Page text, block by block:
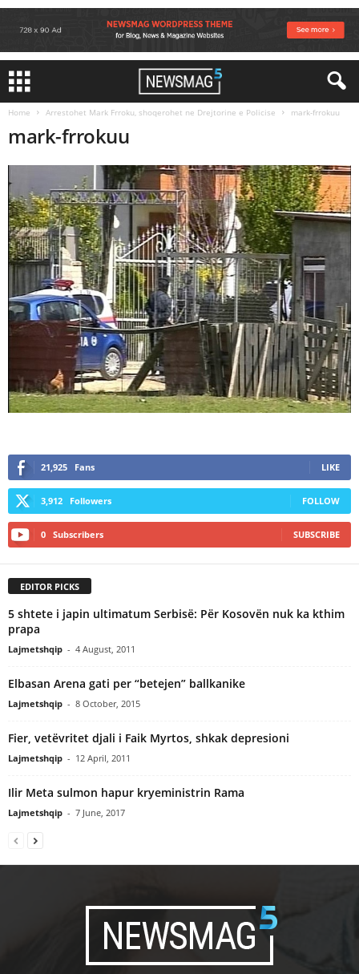
Home Arrestohet Mark Frroku, shoqerohet ne Drejtorine e Policise mark-frrokuu
mark-frrokuu
21,925 Fans LIKE
3,912 Followers FOLLOW
0 Subscribers SUBSCRIBE
EDITOR PICKS
5 shtete i japin ultimatum Serbisë: Për Kosovën nuk ka kthim
prapa
Lajmetshqip - 4 August, 2011
Elbasan Arena gati per “betejen” ballkanike
Lajmetshqip - 8 October, 2015
Fier, vetëvritet djali i Faik Myrtos, shkak depresioni
Lajmetshqip - 12 April, 2011
Ilir Meta sulmon hapur kryeministrin Rama
Lajmetshqip - 7 June, 2017